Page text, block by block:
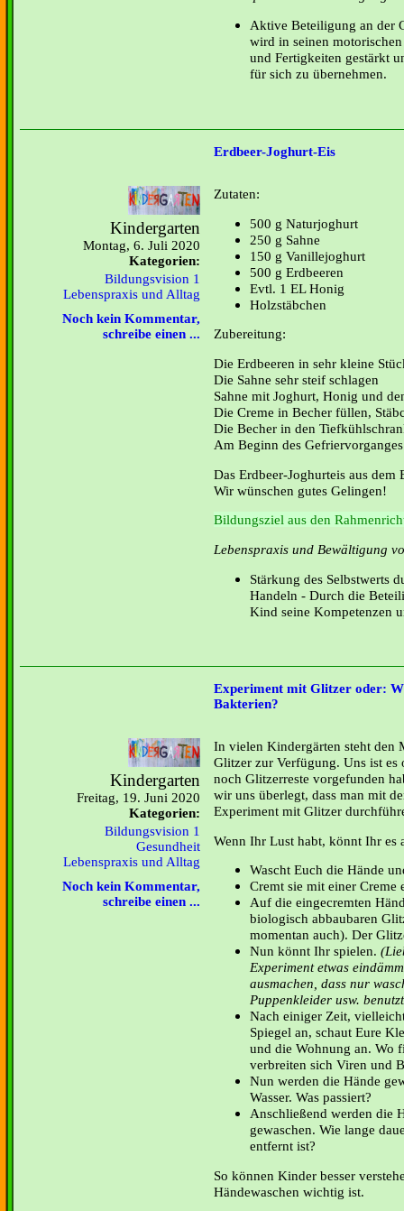
Aktive Beteiligung an der
wird in seinen
und Fertigkeiten gestärkt
für sich zu übernehmen.
Erdbeer-Joghurt-Eis
Kindergarten
Montag, 6. Juli 2020
Kategorien:
Bildungsvision 1
Lebenspraxis und Alltag
Noch kein Kommentar,
schreibe einen ...
Zutaten:
500 g Naturjoghurt
250 g Sahne
150 g Vanillejoghurt
500 g Erdbeeren
Evtl. 1 EL Honig
Holzstäbchen
Zubereitung:
Die Erdbeeren in sehr kleine
Die Sahne sehr steif schlagen
Sahne mit Joghurt, Honig und
Die Creme in Becher füllen,
Die Becher in den
Am Beginn des
Das Erdbeer-Joghurteis aus
Wir wünschen gutes Gelingen!
Bildungsziel aus den
Lebenspraxis und Bewältigung
Stärkung des Selbstwerts
Handeln - Durch die
Kind seine Kompetenzen
Experiment mit Glitzer oder:
Bakterien?
Kindergarten
Freitag, 19. Juni 2020
Kategorien:
Bildungsvision 1
Gesundheit
Lebenspraxis und Alltag
Noch kein Kommentar,
schreibe einen ...
In vielen Kindergärten steht den
Glitzer zur Verfügung. Uns ist es
noch Glitzerreste vorgefunden
wir uns überlegt, dass man mit
Experiment mit Glitzer
Wenn Ihr Lust habt, könnt Ihr es
Wascht Euch die Hände
Cremt sie mit einer Creme
Auf die eingecremten
biologisch abbaubaren
momentan auch). Der
Nun könnt Ihr spielen.
Experiment etwas
ausmachen, dass nur
Puppenkleider usw.
Nach einiger Zeit,
Spiegel an, schaut Eure
und die Wohnung an. Wo
verbreiten sich Viren und
Nun werden die Hände
Wasser. Was passiert?
Anschließend werden die
gewaschen. Wie lange
entfernt ist?
So können Kinder besser
Händewaschen wichtig ist.